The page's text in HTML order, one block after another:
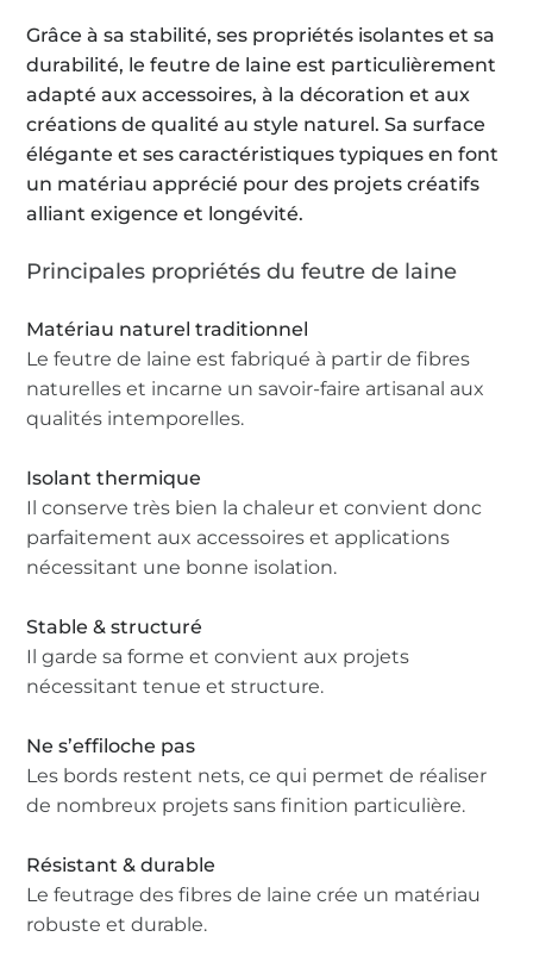
Grâce à sa stabilité, ses propriétés isolantes et sa
durabilité, le feutre de laine est particulièrement
adapté aux accessoires, à la décoration et aux
créations de qualité au style naturel. Sa surface
élégante et ses caractéristiques typiques en font
un matériau apprécié pour des projets créatifs
alliant exigence et longévité.
Principales propriétés du feutre de laine
Matériau naturel traditionnel
Le feutre de laine est fabriqué à partir de fibres
naturelles et incarne un savoir-faire artisanal aux
qualités intemporelles.
Isolant thermique
Il conserve très bien la chaleur et convient donc
parfaitement aux accessoires et applications
nécessitant une bonne isolation.
Stable & structuré
Il garde sa forme et convient aux projets
nécessitant tenue et structure.
Ne s’effiloche pas
Les bords restent nets, ce qui permet de réaliser
de nombreux projets sans finition particulière.
Résistant & durable
Le feutrage des fibres de laine crée un matériau
robuste et durable.